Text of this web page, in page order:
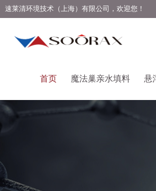
速莱清环境技术（上海）有限公司，欢迎您！
首页 魔法巢亲水填料 悬